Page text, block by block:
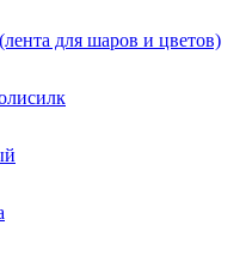
для шаров и цветов)